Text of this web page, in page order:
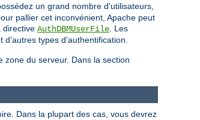
un grand nombre d'utilisateurs,
pallier cet inconvénient, Apache peut
directive AuthDBMUserFile . Les
types d'authentification.
zone du serveur. Dans la section
Dans la plupart des cas, vous devrez